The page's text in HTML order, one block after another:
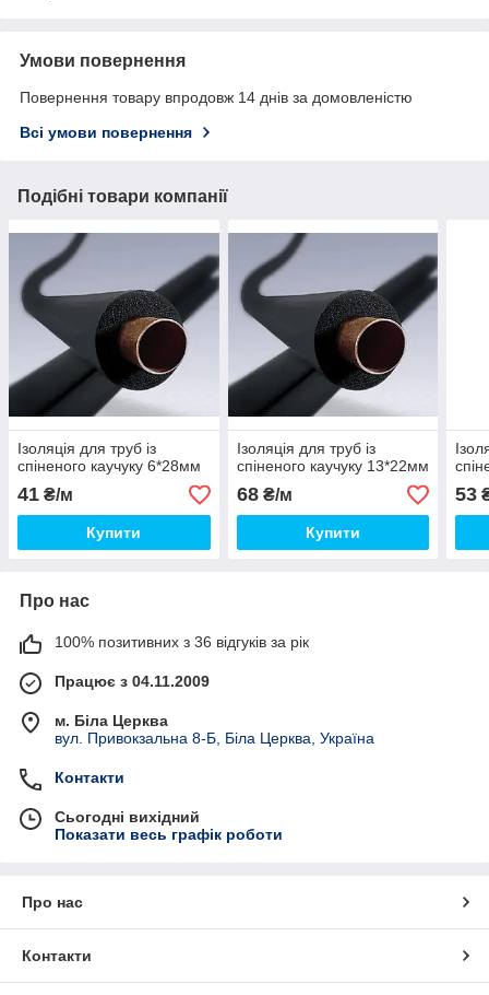
Умови повернення
Повернення товару впродовж 14 днів за домовленістю
Всі умови повернення
Подібні товари компанії
Ізоляція для труб із
спіненого каучуку 6*28мм
41 ₴/м
Купити
Ізоляція для труб із
спіненого каучуку 13*22мм
68₴/м
Купити
53
Про нас
100% позитивних з 36 відгуків за рік
Працює з 04.11.2009
м. Біла Церква
вул. Привокзальна 8-Б, Біла Церква, Україна
Контакти
Сьогодні вихідний
Показати весь графік роботи
Про нас
Контакти